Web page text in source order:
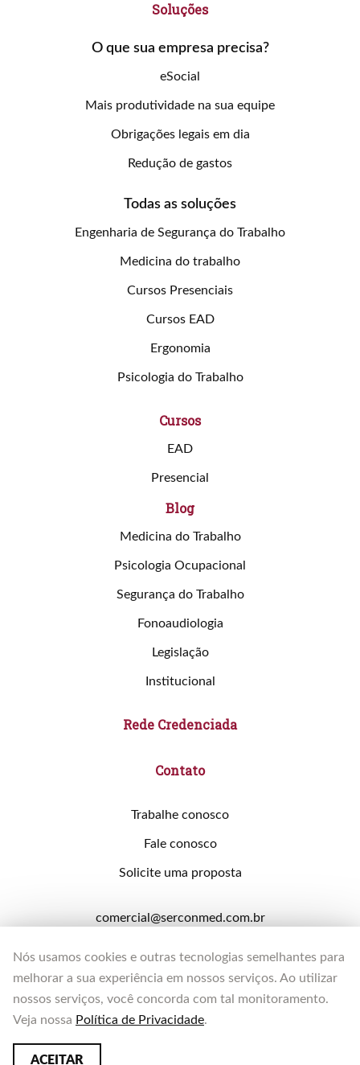
Soluções
O que sua empresa precisa?
eSocial
Mais produtividade na sua equipe
Obrigações legais em dia
Redução de gastos
Todas as soluções
Engenharia de Segurança do Trabalho
Medicina do trabalho
Cursos Presenciais
Cursos EAD
Ergonomia
Psicologia do Trabalho
Cursos
EAD
Presencial
Blog
Medicina do Trabalho
Psicologia Ocupacional
Segurança do Trabalho
Fonoaudiologia
Legislação
Institucional
Rede Credenciada
Contato
Trabalhe conosco
Fale conosco
Solicite uma proposta
comercial@serconmed.com.br
Solicite uma proposta
Acesso ao SOC
Nós usamos cookies e outras tecnologias semelhantes para
melhorar a sua experiência em nossos serviços. Ao utilizar
nossos serviços, você concorda com tal monitoramento.
Veja nossa Política de Privacidade.
ACEITAR